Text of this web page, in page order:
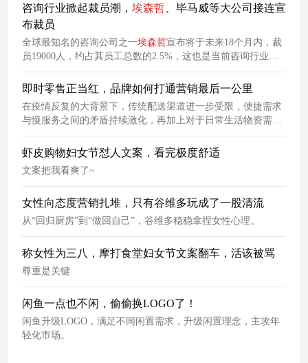
咨询行业掀起裁员潮， 埃森哲 、毕马威等大公司接连宣
布裁员
全球最知名的咨询公司之一埃森哲宣布将于未来18个月内，裁
员19000人，约占其员工总数的2.5%，这也是当前咨询行业规
模最大的裁员之一。据以获消息可知，此次裁员大连可能是重
灾区。埃森哲中国2万人，在大连的人是最多的，大连团队有
不少人已经收到裁员通知。
即时零售正当红，品牌如何打通营销最后一公里
在疫情反复的大背景下，传统配送渠道进一步受限，便捷需求
与慢服务之间的矛盾持续激化，再加上对于日常生活物资需求
的与日俱增，买菜软件的持续火爆开始酝酿起了一场全新的营
销变革——即时零售。
虾皮购物妇女节怼人文案，看完极度舒适
文案把我看爽了~
女性向态度营销扎堆，只有谷维多玩成了一股清流
从“回归厨房”到“做回自己”，谷维多稳稳拿捏女性心理。
称女性为三八，摩打食堂妇女节文案翻车，活该被骂
尊重是关键
闲鱼一点也不闲，偷偷换LOGO了！
闲鱼升级LOGO，满足不同闲置需求，升级闲置理念，主攻年
轻化市场。